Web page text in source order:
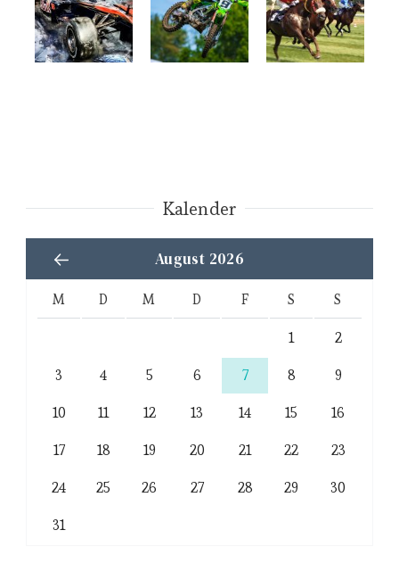
Kalender
August 2026
M D M D F S S
1
2
3
4 5 6 7 8
9
10
11 12 13 14 15
16
17
18 19 20 21 22
23
24
25 26 27 28 29
30
31